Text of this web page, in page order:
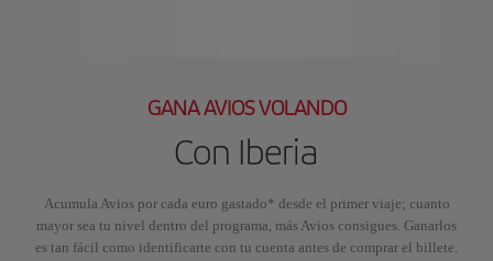
GANA AVIOS VOLANDO
Con Iberia
Acumula Avios por cada euro gastado* desde el primer viaje; cuanto
mayor sea tu nivel dentro del programa, más Avios consigues. Ganarlos
es tan fácil como identificarte con tu cuenta antes de comprar el billete.